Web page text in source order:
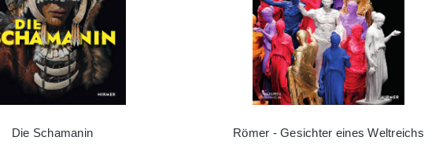
Die Schamanin Römer - Gesichter eines Weltreichs